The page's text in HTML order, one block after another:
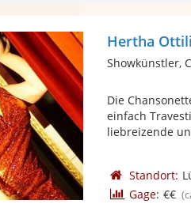
Hertha
Showkünstler,
Die
einfach
liebreizende
Standort:
Gage: €€